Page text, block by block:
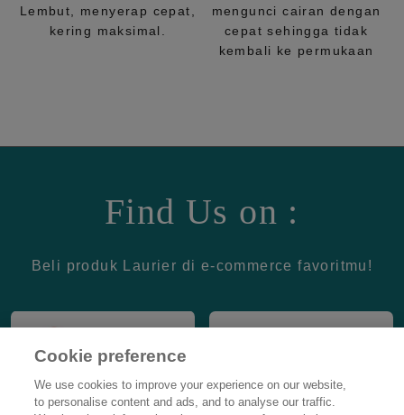
Lembut, menyerap cepat,
kering maksimal.
mengunci cairan dengan
cepat sehingga tidak
kembali ke permukaan
Find Us on :
Beli produk Laurier di e-commerce favoritmu!
Cookie preference
We use cookies to improve your experience on our website,
to personalise content and ads, and to analyse our traffic.